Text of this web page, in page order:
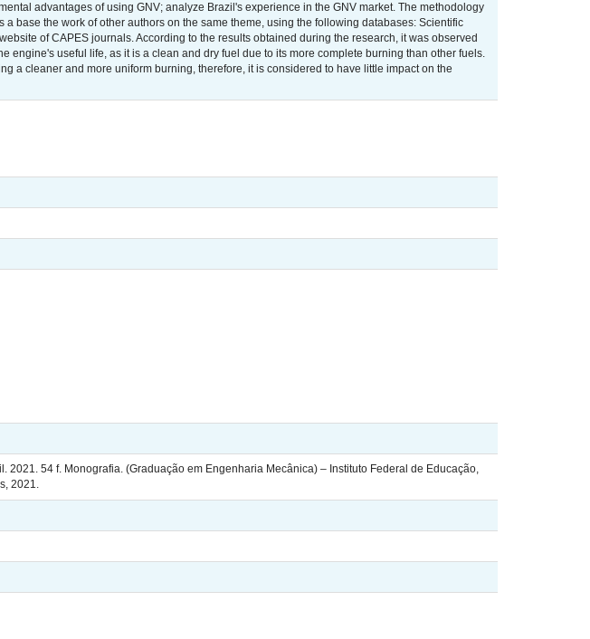
advantages of using GNV; analyze Brazil's experience in the GNV market. The methodology
base the work of other authors on the same theme, using the following databases: Scientific
of CAPES journals. According to the results obtained during the research, it was observed
engine's useful life, as it is a clean and dry fuel due to its more complete burning than other fuels.
a cleaner and more uniform burning, therefore, it is considered to have little impact on the
2021. 54 f. Monografia. (Graduação em Engenharia Mecânica) – Instituto Federal de Educação,
2021.